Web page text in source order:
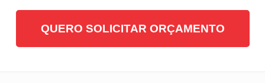
QUERO SOLICITAR ORÇAMENTO